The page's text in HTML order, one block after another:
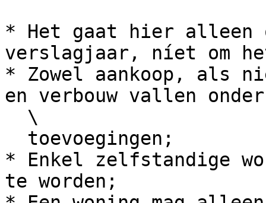
* Het gaat hier alleen
verslagjaar, níet om
* Zowel aankoop, als
en verbouw vallen onder
* Enkel zelfstandige
te worden;